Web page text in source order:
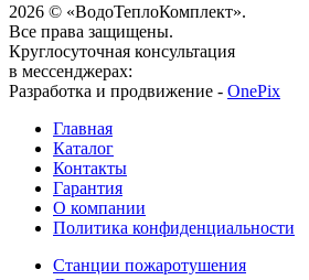
2026 © «ВодоТеплоКомплект».
Все права защищены.
Круглосуточная консультация
в мессенджерах:
Разработка и продвижение - OnePix
Главная
Каталог
Контакты
Гарантия
О компании
Политика конфиденциальности
Станции пожаротушения